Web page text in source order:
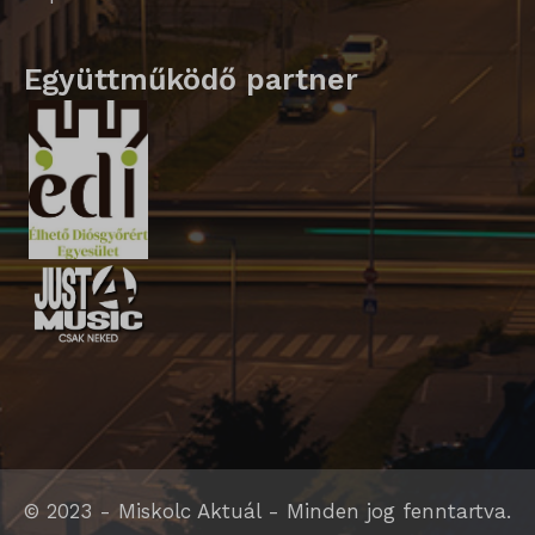
Együttműködő partner
© 2023 - Miskolc Aktuál - Minden jog fenntartva.
SLO_GWPT_Show_Hide_tmp
SLO_wptGlobTipTmp
sm_spd_caution
ssm_au_c